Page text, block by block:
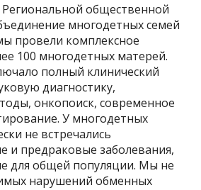
общественной
многодетных семей
провели комплексное
100 многодетных матерей.
полный клинический
диагностику,
онкопоиск, современное
У многодетных
не встречались
и предраковые заболевания,
для общей популяции. Мы не
нарушений обменных